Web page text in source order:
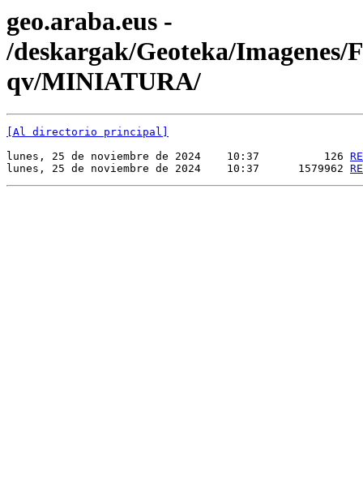
geo.araba.eus -
/deskargak/Geoteka/Imagenes/
qv/MINIATURA/
[Al directorio principal]
lunes, 25 de noviembre de 2024    10:37          126
lunes, 25 de noviembre de 2024    10:37      1579962